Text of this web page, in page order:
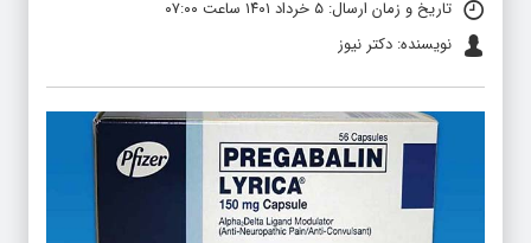
تاریخ و زمان ارسال: ۵ خرداد ۱۴۰۱ ساعت ۰۷:۰۰
نویسنده: دکتر نیوز